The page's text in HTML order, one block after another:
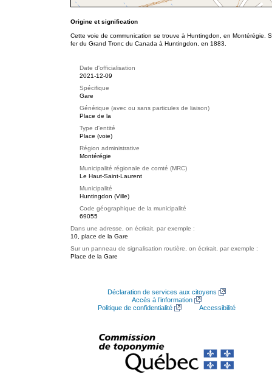
Origine et signification
Cette voie de communication se trouve à Huntingdon, en Montérégie.
fer du Grand Tronc du Canada à Huntingdon, en 1883.
Date d'officialisation
2021-12-09
Spécifique
Gare
Générique (avec ou sans particules de liaison)
Place de la
Type d'entité
Place (voie)
Région administrative
Montérégie
Municipalité régionale de comté (MRC)
Le Haut-Saint-Laurent
Municipalité
Huntingdon (Ville)
Code géographique de la municipalité
69055
Dans une adresse, on écrirait, par exemple :
10, place de la Gare
Sur un panneau de signalisation routière, on écrirait, par exemple :
Place de la Gare
Déclaration de services aux citoyens
Accès à l’information
Politique de confidentialité
Accessibilité